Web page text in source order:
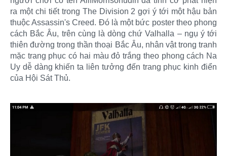
ra một chi tiết trong The Division 2 gợi ý tới một hậu bản
thuộc Assassin's Creed. Đó là một bức poster theo phong
cách Bắc Âu, trên cùng là dòng chứ Valhalla – ngụ ý tới
thiên đường trong thần thoại Bắc Âu, nhân vật trong tranh
mặc trang phục có hai màu đỏ trắng theo phong cách Na
Uy dễ dàng khiến ta liên tưởng đến trang phục kinh điển
của Hội Sát Thủ.